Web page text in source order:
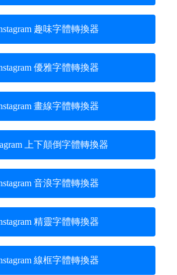
趣味字體轉換器
優雅字體轉換器
畫線字體轉換器
上下顛倒字體轉換器
音浪字體轉換器
精靈字體轉換器
線框字體轉換器